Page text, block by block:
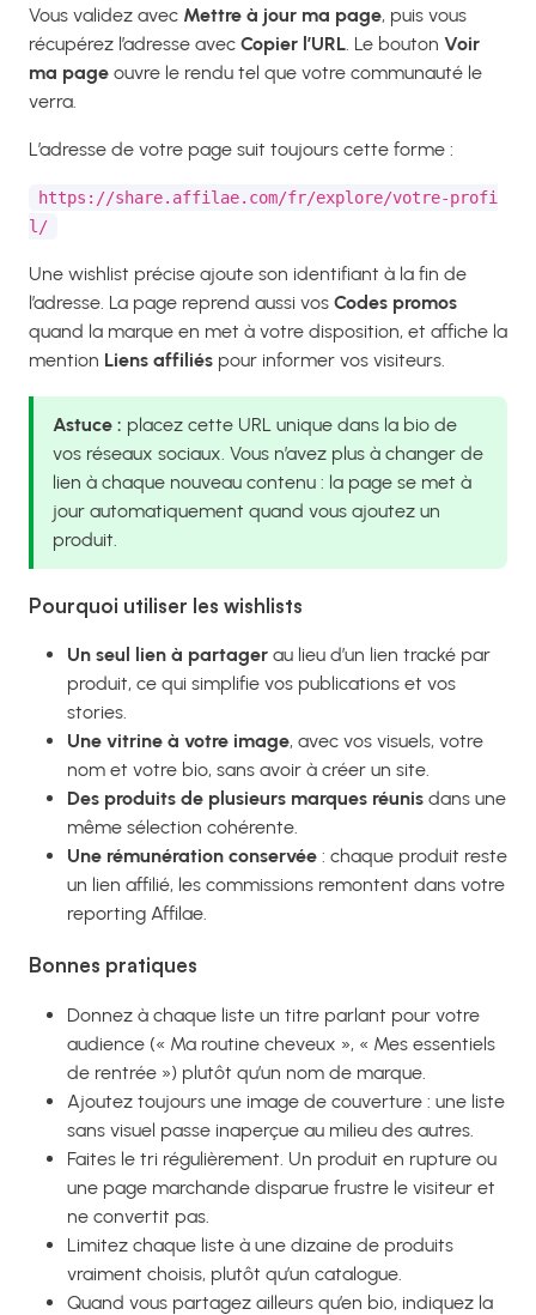
Vous validez avec Mettre à jour ma page, puis vous
récupérez l’adresse avec Copier l’URL. Le bouton Voir
ma page ouvre le rendu tel que votre communauté le
verra.
L’adresse de votre page suit toujours cette forme :
https://share.affilae.com/fr/explore/votre-profi
l/
Une wishlist précise ajoute son identifiant à la fin de
l’adresse. La page reprend aussi vos Codes promos
quand la marque en met à votre disposition, et affiche la
mention Liens affiliés pour informer vos visiteurs.
Astuce : placez cette URL unique dans la bio de
vos réseaux sociaux. Vous n’avez plus à changer de
lien à chaque nouveau contenu : la page se met à
jour automatiquement quand vous ajoutez un
produit.
Pourquoi utiliser les wishlists
Un seul lien à partager au lieu d’un lien tracké par
produit, ce qui simplifie vos publications et vos
stories.
Une vitrine à votre image, avec vos visuels, votre
nom et votre bio, sans avoir à créer un site.
Des produits de plusieurs marques réunis dans une
même sélection cohérente.
Une rémunération conservée : chaque produit reste
un lien affilié, les commissions remontent dans votre
reporting Affilae.
Bonnes pratiques
Donnez à chaque liste un titre parlant pour votre
audience (« Ma routine cheveux », « Mes essentiels
de rentrée ») plutôt qu’un nom de marque.
Ajoutez toujours une image de couverture : une liste
sans visuel passe inaperçue au milieu des autres.
Faites le tri régulièrement. Un produit en rupture ou
une page marchande disparue frustre le visiteur et
ne convertit pas.
Limitez chaque liste à une dizaine de produits
vraiment choisis, plutôt qu’un catalogue.
Quand vous partagez ailleurs qu’en bio, indiquez la